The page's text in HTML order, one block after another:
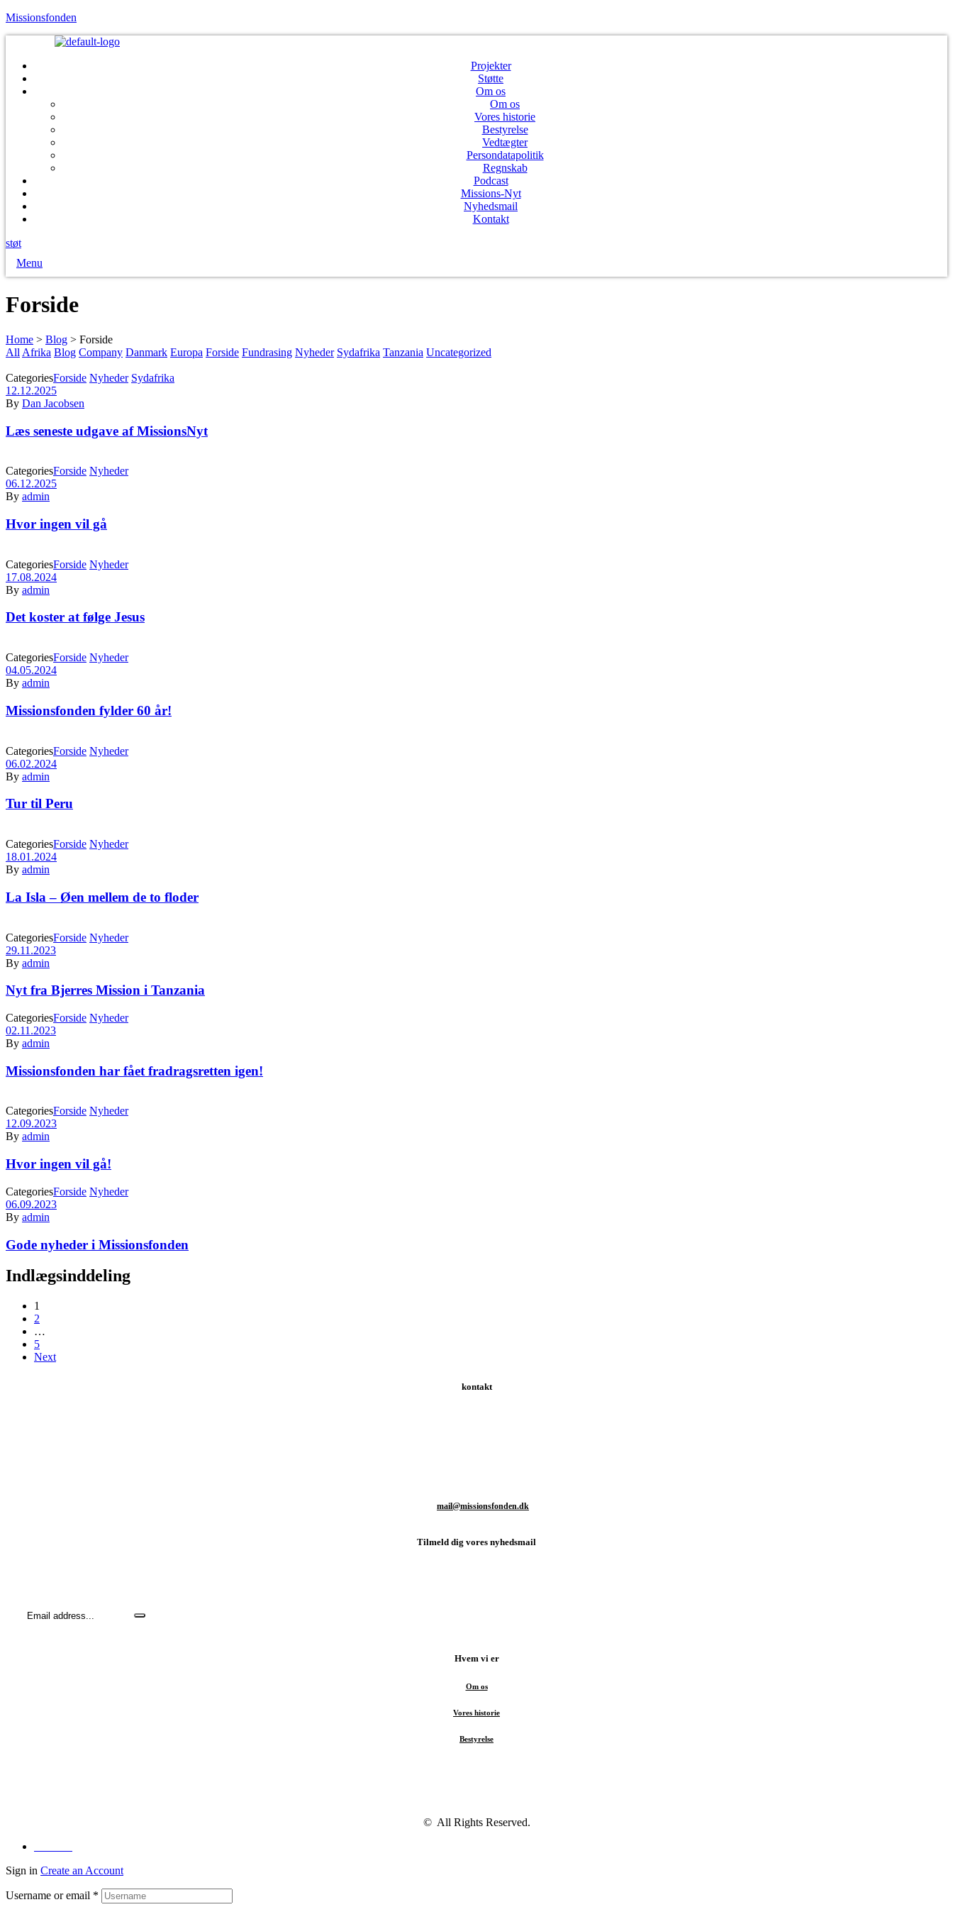
Missionsfonden
Projekter
Støtte
Om os
Om os
Vores historie
Bestyrelse
Vedtægter
Persondatapolitik
Regnskab
Podcast
Missions-Nyt
Nyhedsmail
Kontakt
støt
Menu
Forside
Home > Blog > Forside
All Afrika Blog Company Danmark Europa Forside Fundrasing Nyheder Sydafrika Tanzania Uncategorized
CategoriesForside Nyheder Sydafrika
12.12.2025
By Dan Jacobsen
Læs seneste udgave af MissionsNyt
CategoriesForside Nyheder
06.12.2025
By admin
Hvor ingen vil gå
CategoriesForside Nyheder
17.08.2024
By admin
Det koster at følge Jesus
CategoriesForside Nyheder
04.05.2024
By admin
Missionsfonden fylder 60 år!
CategoriesForside Nyheder
06.02.2024
By admin
Tur til Peru
CategoriesForside Nyheder
18.01.2024
By admin
La Isla – Øen mellem de to floder
CategoriesForside Nyheder
29.11.2023
By admin
Nyt fra Bjerres Mission i Tanzania
CategoriesForside Nyheder
02.11.2023
By admin
Missionsfonden har fået fradragsretten igen!
CategoriesForside Nyheder
12.09.2023
By admin
Hvor ingen vil gå!
CategoriesForside Nyheder
06.09.2023
By admin
Gode nyheder i Missionsfonden
Indlægsinddeling
1
2
…
5
Next
kontakt
mail@missionsfonden.dk
Tilmeld dig vores nyhedsmail
Hvem vi er
Om os
Vores historie
Bestyrelse
© All Rights Reserved.
Sign in Create an Account
Username or email *